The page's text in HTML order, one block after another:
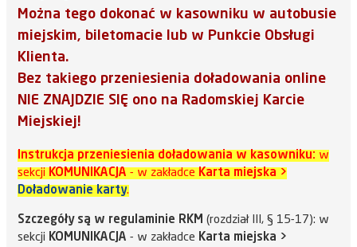
Można tego dokonać w kasowniku w autobusie
miejskim, biletomacie lub w Punkcie Obsługi
Klienta.
Bez takiego przeniesienia doładowania online
NIE ZNAJDZIE SIĘ ono na Radomskiej Karcie
Miejskiej!
Instrukcja przeniesienia doładowania w kasowniku: w
sekcji KOMUNIKACJA - w zakładce Karta miejska >
Doładowanie karty.
Szczegóły są w regulaminie RKM (rozdział III, § 15-17): w
sekcji KOMUNIKACJA - w zakładce Karta miejska >